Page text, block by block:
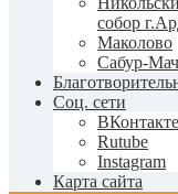
собор
Маколово
Сабур-
Соц. сети
ВКонтакте
Rutube
Instagram
Карта сайта